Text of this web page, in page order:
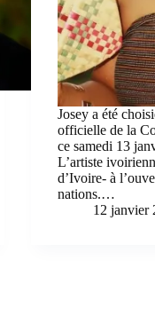
Josey a été
officielle de la
ce samedi 13
L’artiste
d’Ivoire- à
nations.…
12 janvier